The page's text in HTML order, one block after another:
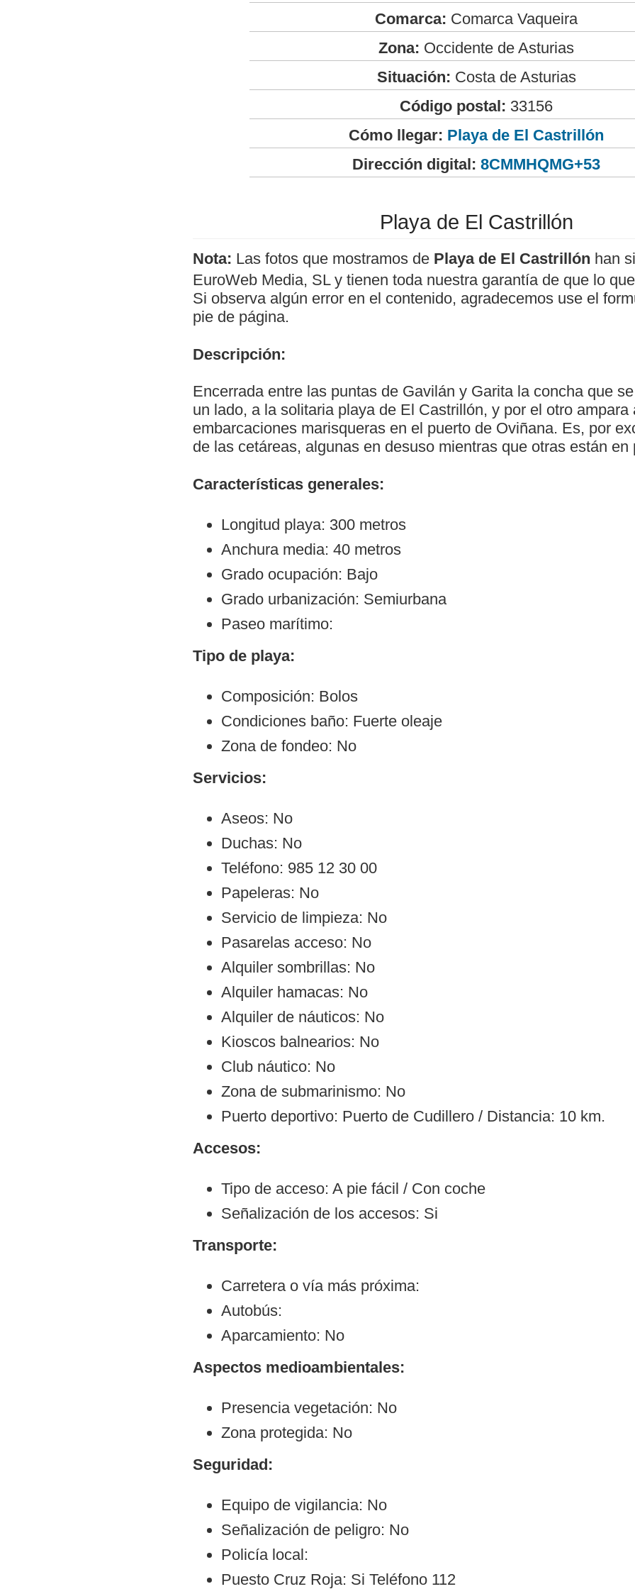
Comarca: Comarca Vaqueira
Zona: Occidente de Asturias
Situación: Costa de Asturias
Código postal: 33156
Cómo llegar: Playa de El Castrillón
Dirección digital: 8CMMHQMG+53
Playa de El Castrillón
Nota: Las fotos que mostramos de Playa de El Castrillón han
EuroWeb Media, SL y tienen toda nuestra garantía de que lo
Si observa algún error en el contenido, agradecemos use el
pie de página.
Descripción:
Encerrada entre las puntas de Gavilán y Garita la concha que
un lado, a la solitaria playa de El Castrillón, y por el otro ampara
embarcaciones marisqueras en el puerto de Oviñana. Es, por
de las cetáreas, algunas en desuso mientras que otras están en
Características generales:
Longitud playa: 300 metros
Anchura media: 40 metros
Grado ocupación: Bajo
Grado urbanización: Semiurbana
Paseo marítimo:
Tipo de playa:
Composición: Bolos
Condiciones baño: Fuerte oleaje
Zona de fondeo: No
Servicios:
Aseos: No
Duchas: No
Teléfono: 985 12 30 00
Papeleras: No
Servicio de limpieza: No
Pasarelas acceso: No
Alquiler sombrillas: No
Alquiler hamacas: No
Alquiler de náuticos: No
Kioscos balnearios: No
Club náutico: No
Zona de submarinismo: No
Puerto deportivo: Puerto de Cudillero / Distancia: 10 km.
Accesos:
Tipo de acceso: A pie fácil / Con coche
Señalización de los accesos: Si
Transporte:
Carretera o vía más próxima:
Autobús:
Aparcamiento: No
Aspectos medioambientales:
Presencia vegetación: No
Zona protegida: No
Seguridad:
Equipo de vigilancia: No
Señalización de peligro: No
Policía local:
Puesto Cruz Roja: Si Teléfono 112